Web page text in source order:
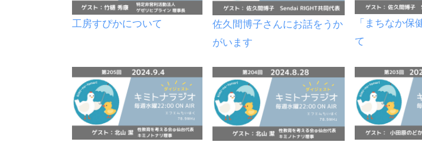
工房すぴかについて
佐久間博子さんにお話をうか
がいます
「まちなか保
て